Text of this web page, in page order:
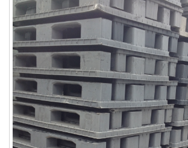
thước nhỏ, Hàng nhập giá rẽ chỉ = 50% giá mới,...